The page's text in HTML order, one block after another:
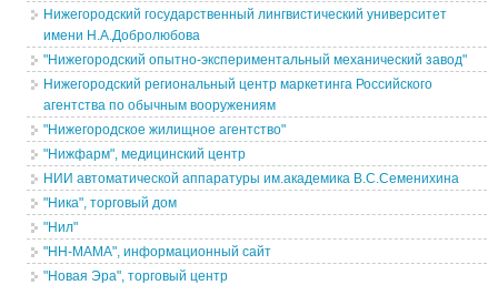
Нижегородский государственный лингвистический университет
имени Н.А.Добролюбова
"Нижегородский опытно-экспериментальный механический завод"
Нижегородский региональный центр маркетинга Российского
агентства по обычным вооружениям
"Нижегородское жилищное агентство"
"Нижфарм", медицинский центр
НИИ автоматической аппаратуры им.академика В.С.Семенихина
"Ника", торговый дом
"Нил"
"НН-МАМА", информационный сайт
"Новая Эра", торговый центр